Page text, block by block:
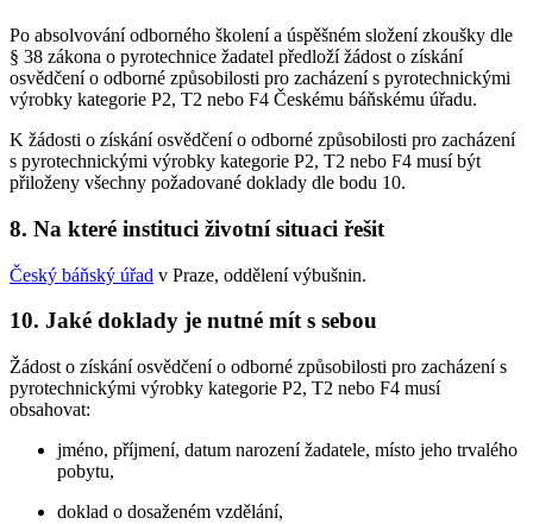
Po absolvování odborného školení a úspěšném složení zkoušky dle
§ 38 zákona o pyrotechnice žadatel předloží žádost o získání
osvědčení o odborné způsobilosti pro zacházení s pyrotechnickými
výrobky kategorie P2, T2 nebo F4 Českému báňskému úřadu.
K žádosti o získání osvědčení o odborné způsobilosti pro zacházení
s pyrotechnickými výrobky kategorie P2, T2 nebo F4 musí být
přiloženy všechny požadované doklady dle bodu 10.
8. Na které instituci životní situaci řešit
Český báňský úřad v Praze, oddělení výbušnin.
10. Jaké doklady je nutné mít s sebou
Žádost o získání osvědčení o odborné způsobilosti pro zacházení s
pyrotechnickými výrobky kategorie P2, T2 nebo F4 musí
obsahovat:
jméno, příjmení, datum narození žadatele, místo jeho trvalého
pobytu,
doklad o dosaženém vzdělání,